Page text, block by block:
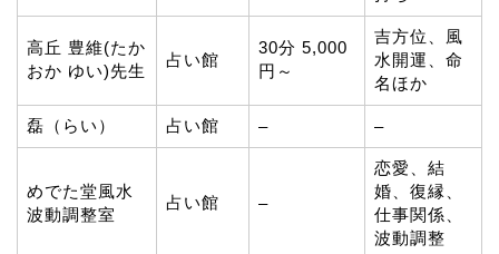
高丘 豊維(たか
おか ゆい)先生
占い館
30分 5,000
円～
吉方位、風
水開運、命
名ほか
磊（らい） 占い館 – –
めでた堂風水
波動調整室
占い館 –
恋愛、結
婚、復縁、
仕事関係、
波動調整